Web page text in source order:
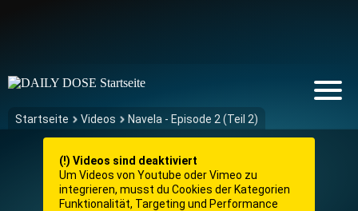
Startseite Videos Navela - Episode 2 (Teil 2)
(!) Videos sind deaktiviert
Um Videos von Youtube oder Vimeo zu
integrieren, musst du Cookies der Kategorien
Funktionalität, Targeting und Performance